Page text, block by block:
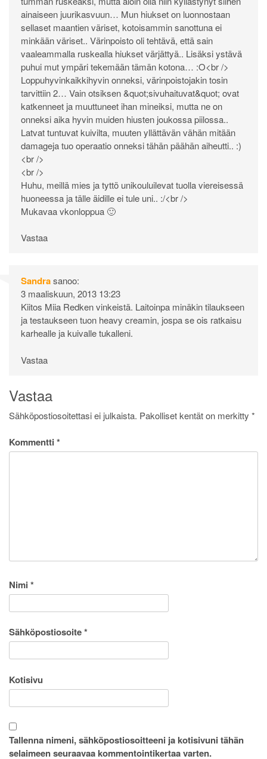
ainaiseen juurikasvuun… Mun hiukset on luonnostaan
sellaset maantien väriset, kotoisammin sanottuna ei
minkään väriset.. Värinpoisto oli tehtävä, että sain
vaaleammalla ruskealla hiukset värjättyä.. Lisäksi ystävä
puhui mut ympäri tekemään tämän kotona… :O<br />
Loppuhyvinkaikkihyvin onneksi, värinpoistojakin tosin
tarvittiin 2… Vain otsiksen &quot;sivuhaituvat&quot; ovat
katkenneet ja muuttuneet ihan mineiksi, mutta ne on
onneksi aika hyvin muiden hiusten joukossa piilossa..
Latvat tuntuvat kuivilta, muuten yllättävän vähän mitään
damageja tuo operaatio onneksi tähän päähän aiheutti.. :)
<br />
<br />
Huhu, meillä mies ja tyttö unikouluilevat tuolla viereisessä
huoneessa ja tälle äidille ei tule uni.. :/<br />
Mukavaa vkonloppua 🙂
Vastaa
Sandrasanoo:
3 maaliskuun, 2013 13:23
Kiitos Miia Redken vinkeistä. Laitoinpa minäkin tilaukseen
ja testaukseen tuon heavy creamin, jospa se ois ratkaisu
karhealle ja kuivalle tukalleni.
Vastaa
Vastaa
Sähköpostiosoitettasi ei julkaista. Pakolliset kentät on merkitty *
Kommentti *
Nimi *
Sähköpostiosoite*
Kotisivu
Tallenna nimeni, sähköpostiosoitteeni ja kotisivuni tähän
selaimeen seuraavaa kommentointikertaa varten.